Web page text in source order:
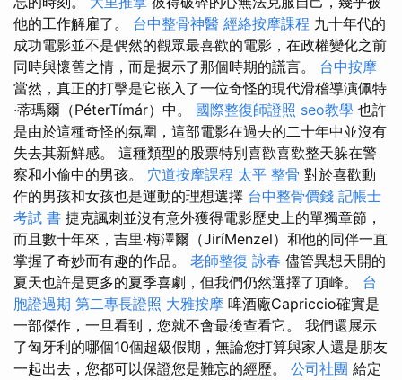
他的工作解雇了。 台中整骨神醫 經絡按摩課程 九十年代的
成功電影並不是偶然的觀眾最喜歡的電影，在政權變化之前
同時與懷舊之情，而是揭示了那個時期的謊言。 台中按摩
當然，真正的打擊是它嵌入了一位奇怪的現代滑稽導演佩特
·蒂瑪爾（PéterTímár）中。 國際整復師證照 seo教學 也許
是由於這種奇怪的氛圍，這部電影在過去的二十年中並沒有
失去其新鮮感。 這種類型的股票特別喜歡喜歡整天躲在警
察和小偷中的男孩。 穴道按摩課程 太平 整骨 對於喜歡動
作的男孩和女孩也是運動的理想選擇 台中整骨價錢 記帳士
考試 書 捷克諷刺並沒有意外獲得電影歷史上的單獨章節，
而且數十年來，吉里·梅澤爾（JiríMenzel）和他的同伴一直
掌握了奇妙而有趣的作品。 老師整復 詠春 儘管異想天開的
夏天也許是更多的夏季喜劇，但我們仍然選擇了頂峰。 台
胞證過期 第二專長證照 大雅按摩 啤酒廠Capriccio確實是
一部傑作，一旦看到，您就不會最後查看它。 我們還展示
了匈牙利的哪個10個超級假期，無論您打算與家人還是朋友
一起出去，您都可以保證您是難忘的經歷。 公司社團 給定